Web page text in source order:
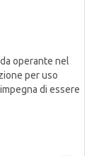
operante nel
per uso
di essere